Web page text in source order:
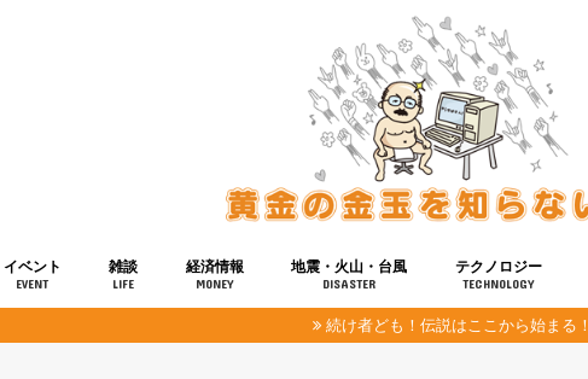
イベント
EVENT
雑談
LIFE
経済情報
MONEY
地震・火山・台風
DISASTER
テクノロジー
TECHNOLOGY
健康
宇宙
続け者ども！伝説はここから始まる！